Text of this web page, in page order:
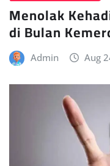
Menolak
di Bulan
Admin Aug